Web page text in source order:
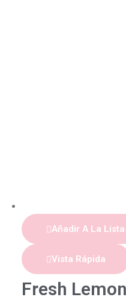
Añadir A La
Vista Rápida
Fresh